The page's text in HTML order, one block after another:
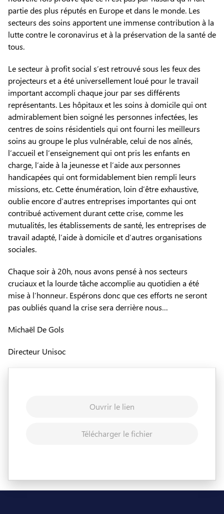
partie des plus réputés en Europe et dans le monde. Les
secteurs des soins apportent une immense contribution à la
lutte contre le coronavirus et à la préservation de la santé de
tous.
Le secteur à profit social s’est retrouvé sous les feux des
projecteurs et a été universellement loué pour le travail
important accompli chaque jour par ses différents
représentants. Les hôpitaux et les soins à domicile qui ont
admirablement bien soigné les personnes infectées, les
centres de soins résidentiels qui ont fourni les meilleurs
soins au groupe le plus vulnérable, celui de nos aînés,
l’accueil et l’enseignement qui ont pris les enfants en
charge, l’aide à la jeunesse et l’aide aux personnes
handicapées qui ont formidablement bien rempli leurs
missions, etc. Cette énumération, loin d’être exhaustive,
oublie encore d’autres entreprises importantes qui ont
contribué activement durant cette crise, comme les
mutualités, les établissements de santé, les entreprises de
travail adapté, l’aide à domicile et d’autres organisations
sociales.
Chaque soir à 20h, nous avons pensé à nos secteurs
cruciaux et la lourde tâche accomplie au quotidien a été
mise à l’honneur. Espérons donc que ces efforts ne seront
pas oubliés quand la crise sera derrière nous…
Michaël De Gols
Directeur Unisoc
Ouvrir le lien
Télécharger le fichier